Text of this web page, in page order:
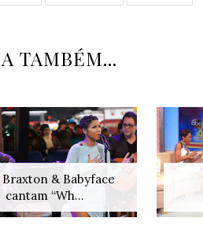
TAMBÉM...
& Babyface
cantam “Wh...